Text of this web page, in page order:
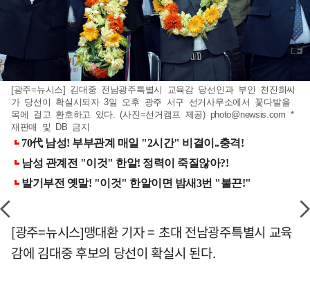
[광주=뉴시스] 김대중 전남광주특별시 교육감 당선인과 부인 천진희씨
가 당선이 확실시되자 3일 오후 광주 서구 선거사무소에서 꽃다발을
목에 걸고 환호하고 있다. (사진=선거캠프 제공) photo@newsis.com *
재판매 및 DB 금지
[광주=뉴시스]맹대환 기자 = 초대 전남광주특별시 교육
감에 김대중 후보의 당선이 확실시 된다.